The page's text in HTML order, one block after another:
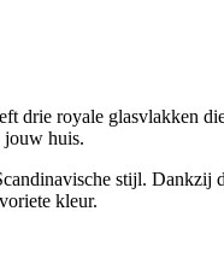
drie royale glasvlakken
jouw huis.
stijl. Dankzij
kleur.